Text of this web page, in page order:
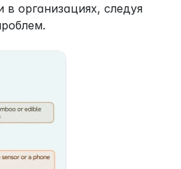
организациях, следуя